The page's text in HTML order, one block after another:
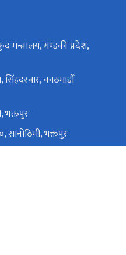
मन्त्रालय, गण्डकी प्रदेश,
सिंहदरबार, काठमाडौँ
भक्तपुर
सानोठिमी, भक्तपुर